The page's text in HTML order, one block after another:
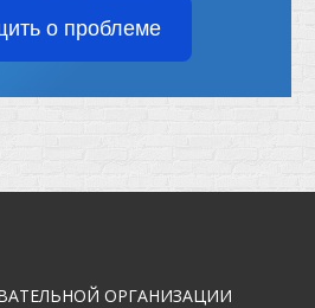
о проблеме
ОРГАНИЗАЦИИ